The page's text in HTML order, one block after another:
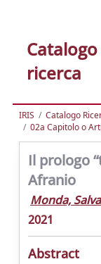
ricerca
IRIS Catalogo
02a Capitolo o
Il prologo
Afranio
Monda,
2021
Abstract